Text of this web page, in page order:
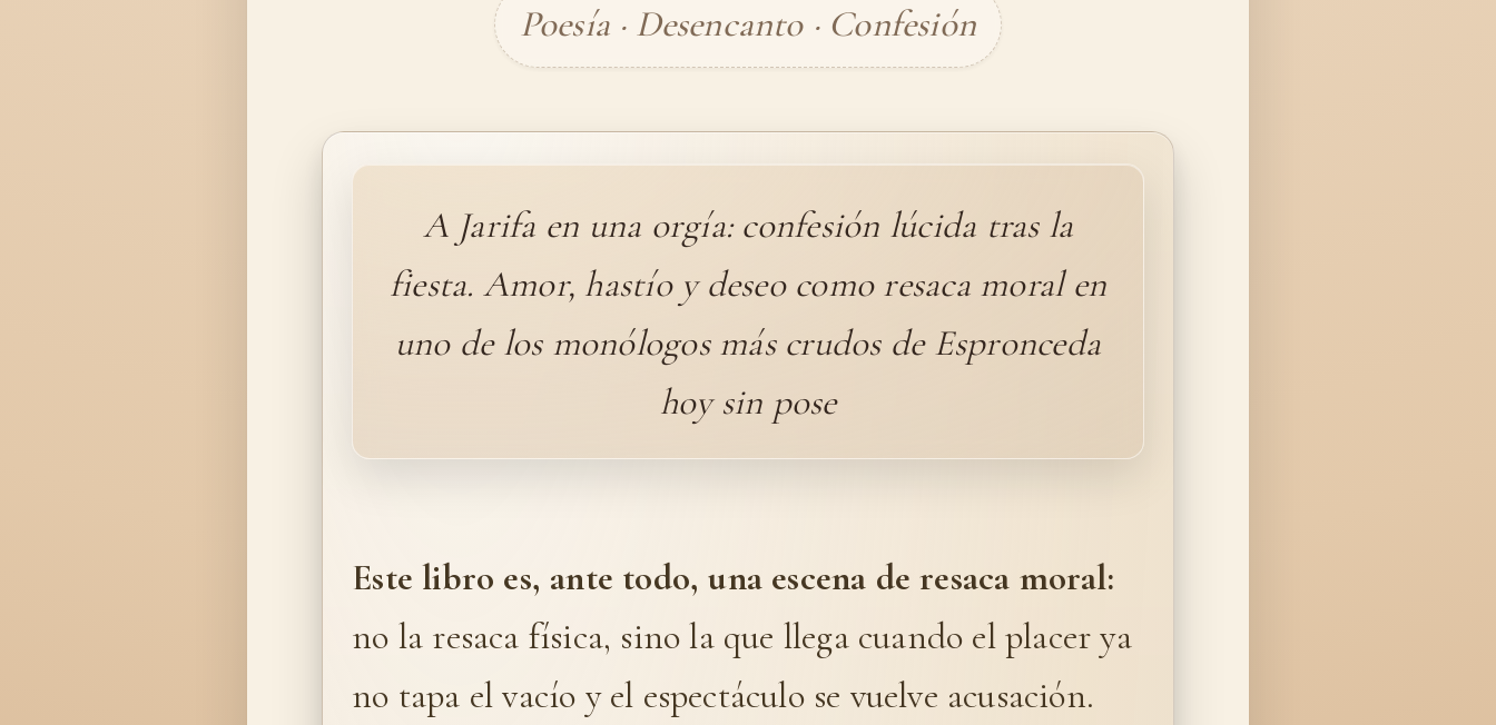
Poesía · Desencanto · Confesión
A Jarifa en una orgía: confesión lúcida tras la
fiesta. Amor, hastío y deseo como resaca moral en
uno de los monólogos más crudos de Espronceda
hoy sin pose
Este libro es, ante todo, una escena de resaca moral:
no la resaca física, sino la que llega cuando el placer ya
no tapa el vacío y el espectáculo se vuelve acusación.